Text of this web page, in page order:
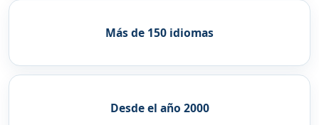
Más de 150 idiomas
Desde el año 2000